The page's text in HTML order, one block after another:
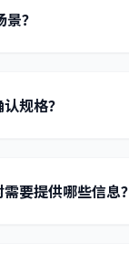
？
规格？
要提供哪些信息？